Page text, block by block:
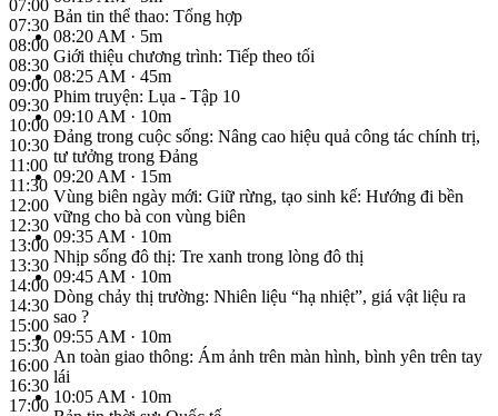
07:00
07:30
08:00
08:30
09:00
09:30
10:00
10:30
11:00
11:30
12:00
12:30
13:00
13:30
14:00
14:30
15:00
15:30
16:00
16:30
17:00
Bản tin thể thao: Tổng hợp
08:20 AM · 5m
Giới thiệu chương trình: Tiếp theo tối
08:25 AM · 45m
Phim truyện: Lụa - Tập 10
09:10 AM · 10m
Đảng trong cuộc sống: Nâng cao hiệu quả công tác chính trị,
tư tưởng trong Đảng
09:20 AM · 15m
Vùng biên ngày mới: Giữ rừng, tạo sinh kế: Hướng đi bền
vững cho bà con vùng biên
09:35 AM · 10m
Nhịp sống đô thị: Tre xanh trong lòng đô thị
09:45 AM · 10m
Dòng chảy thị trường: Nhiên liệu “hạ nhiệt”, giá vật liệu ra
sao ?
09:55 AM · 10m
An toàn giao thông: Ám ảnh trên màn hình, bình yên trên tay
lái
10:05 AM · 10m